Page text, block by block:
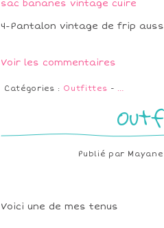
sac bananes vintage cuire
4-Pantalon vintage de frip
Voir les commentaires
Catégories : Outfittes - …
Publié par Mayane
Voici une de mes tenus